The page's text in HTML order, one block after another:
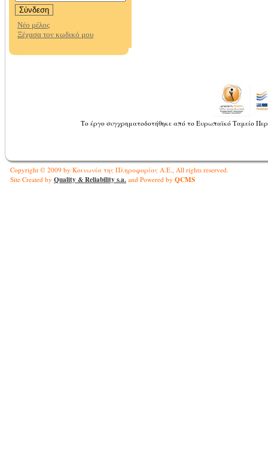
Το έργο συγχρηματοδοτήθηκε από το Ευρωπαϊκό Ταμείο
Copyright © 2009 by Κοινωνία της Πληροφορίας Α.Ε., All rights reserved.
Site Created by Quality & Reliability s.a. and Powered by QCMS